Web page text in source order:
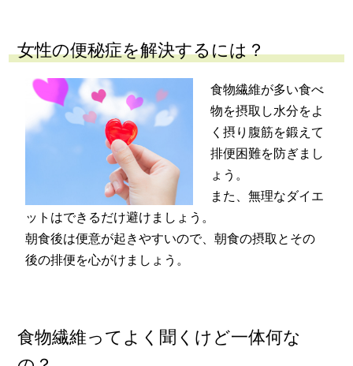
女性の便秘症を解決するには？
食物繊維が多い食べ
物を摂取し水分をよ
く摂り腹筋を鍛えて
排便困難を防ぎまし
ょう。
また、無理なダイエ
ットはできるだけ避けましょう。
朝食後は便意が起きやすいので、朝食の摂取とその
後の排便を心がけましょう。
食物繊維ってよく聞くけど一体何な